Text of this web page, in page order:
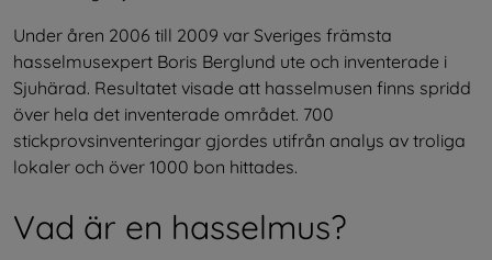
Under åren 2006 till 2009 var Sveriges främsta
hasselmusexpert Boris Berglund ute och inventerade i
Sjuhärad. Resultatet visade att hasselmusen finns spridd
över hela det inventerade området. 700
stickprovsinventeringar gjordes utifrån analys av troliga
lokaler och över 1000 bon hittades.
Vad är en hasselmus?